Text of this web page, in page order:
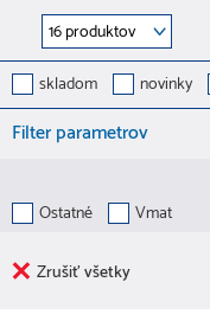
skladom
novinky
Filter parametrov
Ostatné Vmat
Zrušiť všetky